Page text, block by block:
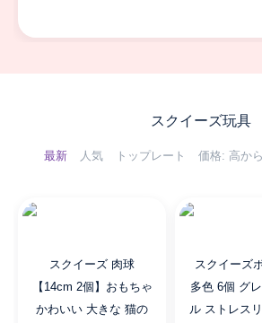
スクイーズ玩具
最新 人気 トップレート 価格: 高か
スクイーズ 肉球
【14cm 2個】おもちゃ
かわいい 大きな 猫の
スクイーズ
多色 6個 グ
ル ストレス